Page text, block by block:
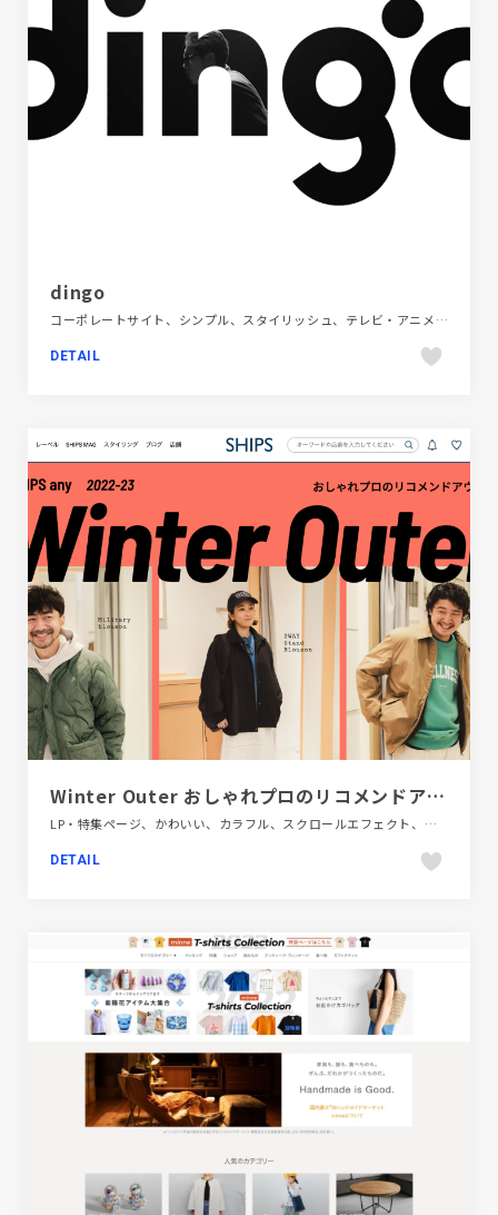
dingo
コーポレートサイト、シンプル、スタイリッシュ、テレビ・アニメ・映画・芸能、デザイン・アート・音楽・文芸、ブランド・サービスサイト、ホワイト系、モーション多め、動画が流れる、海外サイト
DETAIL
Winter Outer おしゃれプロのリコメンドアウターSHIPS公式サイト
LP・特集ページ、かわいい、カラフル、スクロールエフェクト、ファッション・ビューティー、ポップ、モーション多め、大きめ写真
DETAIL